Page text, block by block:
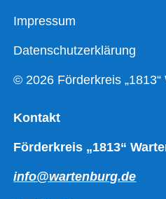
Impressum
Datenschutzerklärung
© 2026 Förderkreis „1813“
Kontakt
Förderkreis „1813“
info@wartenburg.de